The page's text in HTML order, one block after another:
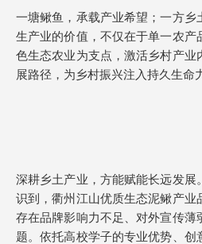
一塘鳅鱼，承载产业希望；一方乡
生产业的价值，不仅在于单一农产
色生态农业为支点，激活乡村产业
展路径，为乡村振兴注入持久生命
深耕乡土产业，方能赋能长远发展
识到，衢州江山优质生态泥鳅产业
存在品牌影响力不足、对外宣传薄
题。依托高校学子的专业优势、创